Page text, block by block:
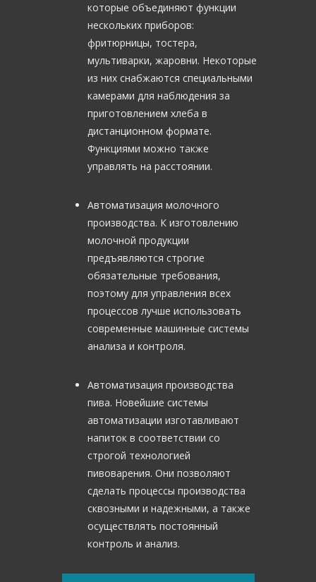
которые объединяют функции
нескольких приборов:
фритюрницы, тостера,
мультиварки, жаровни. Некоторые
из них снабжаются специальными
камерами для наблюдения за
приготовлением хлеба в
дистанционном формате.
Функциями можно также
управлять на расстоянии.
Автоматизация молочного
производства. К изготовлению
молочной продукции
предъявляются строгие
обязательные требования,
поэтому для управления всех
процессов лучше использовать
современные машинные системы
анализа и контроля.
Автоматизация производства
пива. Новейшие системы
автоматизации изготавливают
напиток в соответствии со
строгой технологией
пивоварения. Они позволяют
сделать процессы производства
сквозными и надежными, а также
осуществлять постоянный
контроль и анализ.